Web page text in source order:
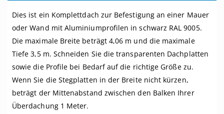
Dies ist ein Komplettdach zur Befestigung an einer Mauer
oder Wand mit Aluminiumprofilen in schwarz RAL 9005.
Die maximale Breite beträgt 4,06 m und die maximale
Tiefe 3,5 m. Schneiden Sie die transparenten Dachplatten
sowie die Profile bei Bedarf auf die richtige Größe zu.
Wenn Sie die Stegplatten in der Breite nicht kürzen,
beträgt der Mittenabstand zwischen den Balken Ihrer
Überdachung 1 Meter.